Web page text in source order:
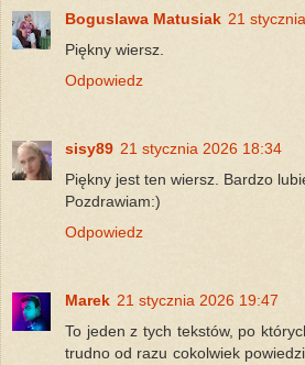
Boguslawa Matusiak 21
Piękny wiersz.
Odpowiedz
sisy89 21 stycznia 2026 18:34
Piękny jest ten wiersz. Bardzo
Pozdrawiam:)
Odpowiedz
Marek 21 stycznia 2026 19:47
​To jeden z tych tekstów, po
trudno od razu cokolwiek